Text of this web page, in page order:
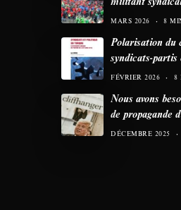
MARS 2026 8
Polarisation du
syndicats-
FÉVRIER 2026 8
Nous avons
de propagande
DÉCEMBRE 2025